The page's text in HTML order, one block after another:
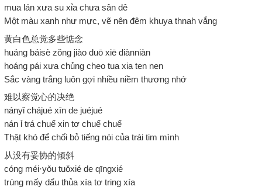
mua lán xưa su xỉa chưa sân dê
Một màu xanh như mực, vẽ nên đêm khuya thnah vắng
黄白色总觉多些惦念
huáng báisè zǒng jiào duō xiē diànniàn
hoáng pái xưa chủng cheo tua xia ten nen
Sắc vàng trắng luôn gợi nhiều niềm thương nhớ
难以察觉心的决绝
nányǐ chájué xīn de juéjué
nán ỉ trá chuế xin tơ chuế chuế
Thật khó để chối bỏ tiếng nói của trái tim mình
从没有妥协的倾斜
cóng méi·yǒu tuǒxié de qīngxié
trúng mấy dẩu thủa xía tơ tring xía